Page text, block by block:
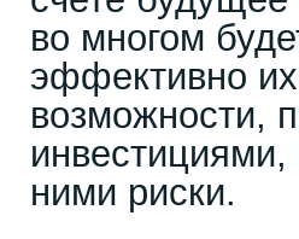
во многом
эффективно их
возможности,
ними риски.